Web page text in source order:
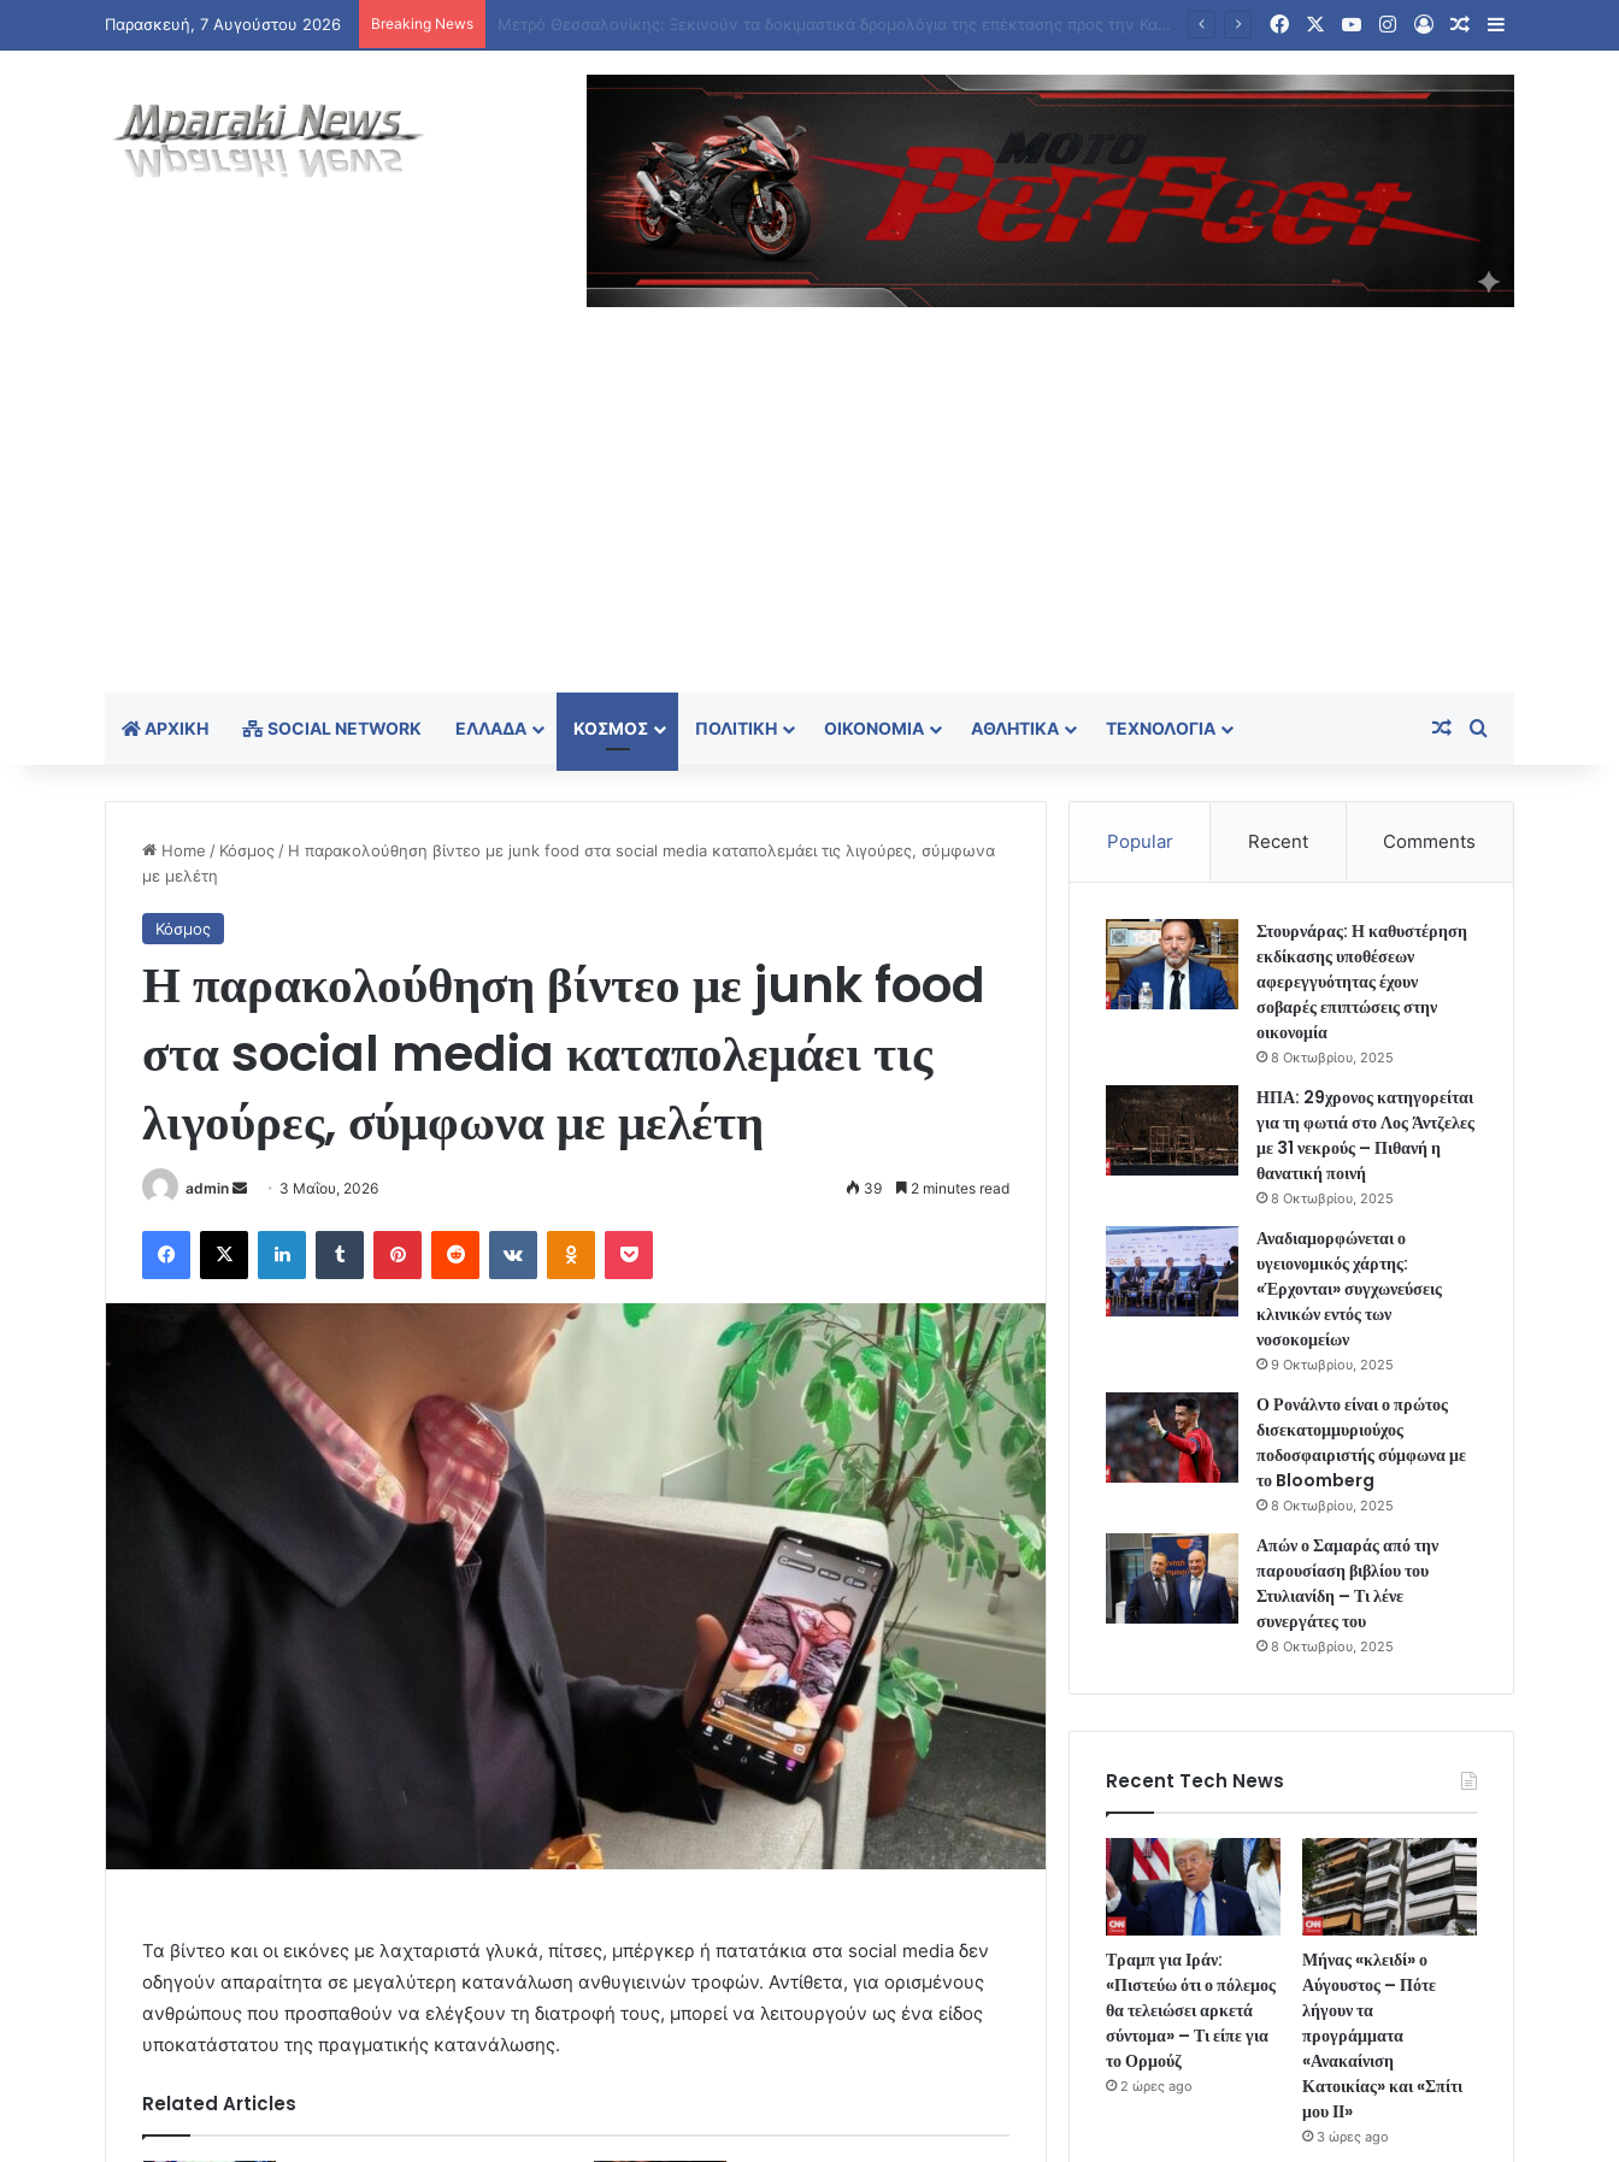
Παρασκευή, 7 Αυγούστου 2026 Breaking News FacebookYouTubeInstagram
Log InRandom Article
Sidebar
ΑΡΧΙΚΉ SOCIAL NETWORK ΕΛΛΆΔΑ ΚΌΣΜΟΣ ΠΟΛΙΤΙΚΉ ΟΙΚΟΝΟΜΊΑ ΑΘΛΗΤΙΚΆ ΤΕΧΝΟΛΟΓΊΑ Random Article
Home / Κόσμος / Η παρακολούθηση βίντεο με junk food στα social media καταπολεμάει τις λιγούρες, σύμφωνα
με μελέτη
Κόσμος
Η παρακολούθηση βίντεο με junk food
στα social media καταπολεμάει τις
λιγούρες, σύμφωνα με μελέτη
admin
Send
email
3 Μαΐου, 2026 39 2 minutes read
Facebook
X LinkedInTumblr PinterestReddit VKontakteOdnoklassniki
Pocket
Τα βίντεο και οι εικόνες με λαχταριστά γλυκά, πίτσες, μπέργκερ ή πατατάκια στα social media δεν
οδηγούν απαραίτητα σε μεγαλύτερη κατανάλωση ανθυγιεινών τροφών. Αντίθετα, για ορισμένους
ανθρώπους που προσπαθούν να ελέγξουν τη διατροφή τους, μπορεί να λειτουργούν ως ένα είδος
υποκατάστατου της πραγματικής κατανάλωσης.
Related Articles
Popular Recent Comments
Στουρνάρας: Η καθυστέρηση
εκδίκασης υποθέσεων
αφερεγγυότητας έχουν
σοβαρές επιπτώσεις στην
οικονομία
8 Οκτωβρίου, 2025
ΗΠΑ: 29χρονος κατηγορείται
για τη φωτιά στο Λος Άντζελες
με 31 νεκρούς – Πιθανή η
θανατική ποινή
8 Οκτωβρίου, 2025
Αναδιαμορφώνεται ο
υγειονομικός χάρτης:
«Έρχονται» συγχωνεύσεις
κλινικών εντός των
νοσοκομείων
9 Οκτωβρίου, 2025
Ο Ρονάλντο είναι ο πρώτος
δισεκατομμυριούχος
ποδοσφαιριστής σύμφωνα με
το Bloomberg
8 Οκτωβρίου, 2025
Απών ο Σαμαράς από την
παρουσίαση βιβλίου του
Στυλιανίδη – Τι λένε
συνεργάτες του
8 Οκτωβρίου, 2025
Recent Tech News
Τραμπ για Ιράν:
«Πιστεύω ότι ο πόλεμος
θα τελειώσει αρκετά
σύντομα» – Τι είπε για
το Ορμούζ
2 ώρες ago
Μήνας «κλειδί» ο
Αύγουστος – Πότε
λήγουν τα
προγράμματα
«Ανακαίνιση
Κατοικίας» και «Σπίτι
μου ΙΙ»
3 ώρες ago